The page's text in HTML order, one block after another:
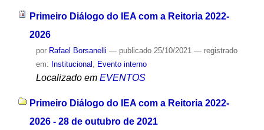
Primeiro Diálogo do IEA com a Reitoria 2022-
2026
por Rafael Borsanelli — publicado25/10/2021 — registrado
em: Institucional , Evento interno
Localizado em EVENTOS
Primeiro Diálogo do IEA com a Reitoria 2022-
2026 - 28 de outubro de 2021